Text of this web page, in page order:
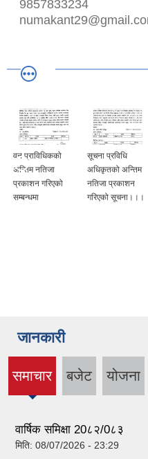
9857833234
वन प्राविधिकको
अन्तिम नतिजा
प्रकाशन गरिएको
सम्बन्धमा
सूचना प्रविधि
अधिकृतको अन्तिम
नतिजा प्रकाशन
गरिएको सूचना।।।
जानकारी
समाचार
(active
tab)
बजेट योजना
वार्षिक समिक्षा 20८२/0८३
मिति: 08/07/2026 - 23:29